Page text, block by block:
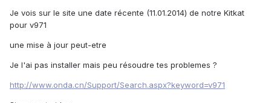
Je vois sur le site une date récente (11.01.2014) de notre Kitkat
pour v971
une mise à jour peut-etre
Je l'ai pas installer mais peu résoudre tes problemes ?
http://www.onda.cn/Support/Search.aspx?keyword=v971